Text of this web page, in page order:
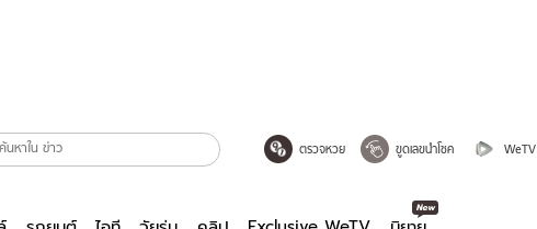
ตรวจหวย ขูดเลขนำโชค WeTV